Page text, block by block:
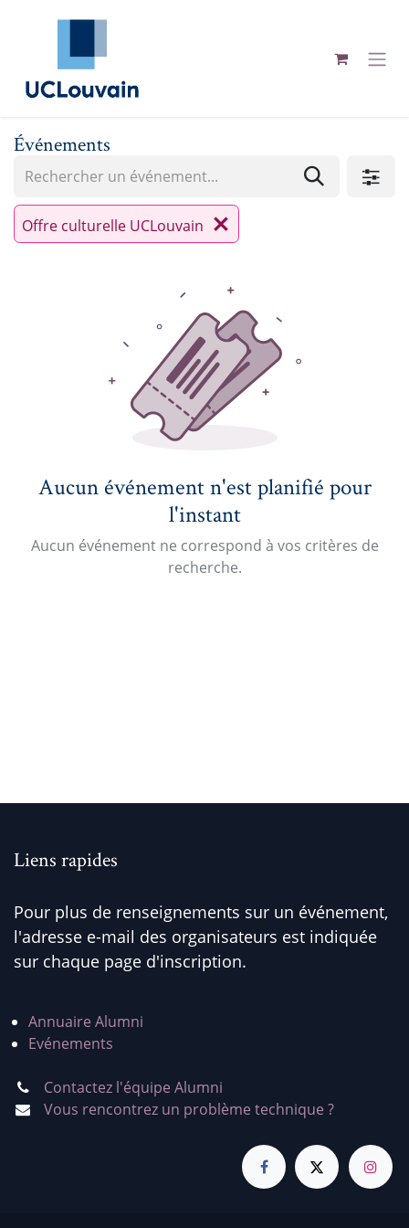
Se rendre au contenu
Événements
Offre culturelle UCLouvain
Aucun événement n'est planifié pour
l'instant
Aucun événement ne correspond à vos critères de
recherche.
Liens rapides
Pour plus de renseignements sur un événement,
l'adresse e-mail des organisateurs est indiquée
sur chaque page d'inscription.
Annuaire Alumni
Evénements
Contactez l'équipe Alumni
Vous rencontrez un problème technique ?